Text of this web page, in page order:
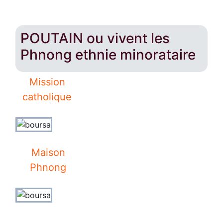
POUTAIN ou vivent les
Phnong ethnie minorataire
Mission
catholique
Maison
Phnong